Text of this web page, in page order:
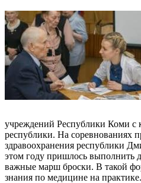
учреждений Республики Коми с
республики. На соревнованиях
здравоохранения республики
этом году пришлось выполнить
важные марш броски. В такой
знания по медицине на практике.